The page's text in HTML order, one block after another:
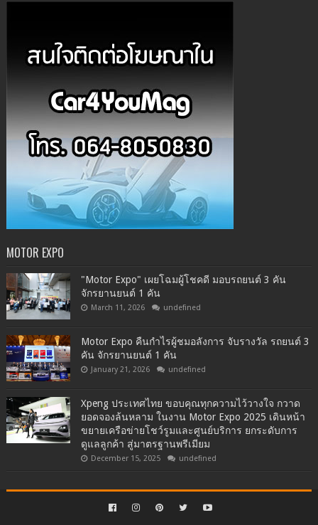
MOTOR EXPO
"Motor Expo" เผยโฉมผู้โชคดี มอบรถยนต์ 3 คัน
จักรยานยนต์ 1 คัน
March 11, 2026 undefined
Motor Expo คืนกำไรผู้ชมอลังการ จับรางวัล รถยนต์ 3
คัน จักรยานยนต์ 1 คัน
January 21, 2026 undefined
Xpeng ประเทศไทย ขอบคุณทุกความไว้วางใจ กวาด
ยอดจองล้นหลาม ในงาน Motor Expo 2025 เดินหน้า
ขยายเครือข่ายโชว์รูมและศูนย์บริการ ยกระดับการ
ดูแลลูกค้า สู่มาตรฐานพรีเมียม
December 15, 2025 undefined